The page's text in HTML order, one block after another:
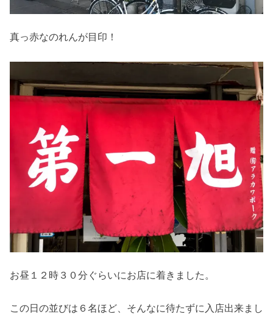
真っ赤なのれんが目印！
お昼１２時３０分ぐらいにお店に着きました。
この日の並びは６名ほど、そんなに待たずに入店出来まし